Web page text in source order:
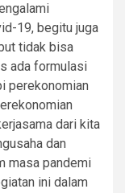
19, begitu juga
tidak bisa
ada formulasi
perekonomian
dari kita
dan
masa pandemi
ini dalam